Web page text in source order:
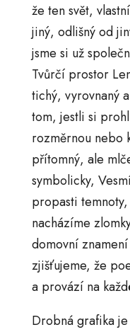
že ten svět,
jiný, odlišný od
jsme si už
Tvůrčí prostor
tichý, vyrovnaný
tom, jestli si
rozměrnou nebo
přítomný, ale
symbolicky,
propasti
nacházíme
domovní
zjišťujeme, že
a provází na
Drobná grafika